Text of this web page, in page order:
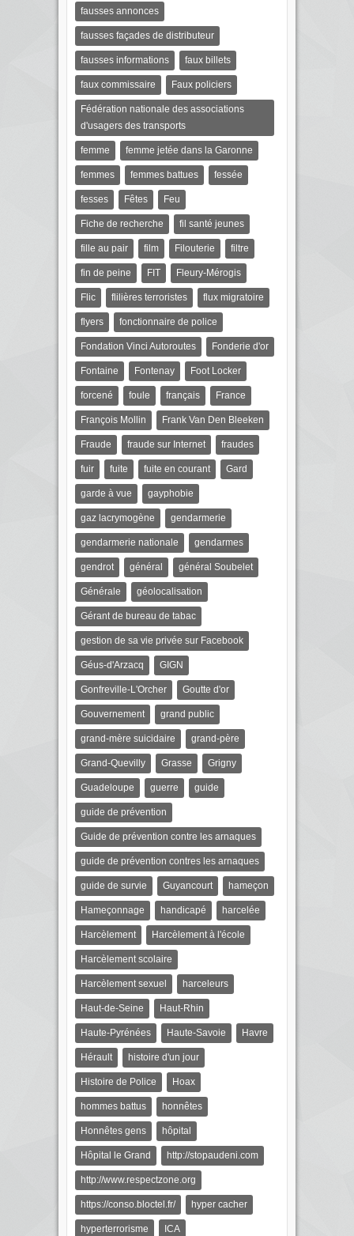
fausses annonces
fausses façades de distributeur
fausses informations faux billets
faux commissaire Faux policiers
Fédération nationale des associations
d'usagers des transports
femme femme jetée dans la Garonne
femmes femmes battues fessée
fesses Fêtes Feu
Fiche de recherche fil santé jeunes
fille au pair film Filouterie filtre
fin de peine FIT Fleury-Mérogis
Flic flilières terroristes flux migratoire
flyers fonctionnaire de police
Fondation Vinci Autoroutes Fonderie d'or
Fontaine Fontenay Foot Locker
forcené foule français France
François Mollin Frank Van Den Bleeken
Fraude fraude sur Internet fraudes
fuir fuite fuite en courant Gard
garde à vue gayphobie
gaz lacrymogène gendarmerie
gendarmerie nationale gendarmes
gendrot général général Soubelet
Générale géolocalisation
Gérant de bureau de tabac
gestion de sa vie privée sur Facebook
Géus-d'Arzacq GIGN
Gonfreville-L'Orcher Goutte d'or
Gouvernement grand public
grand-mère suicidaire grand-père
Grand-Quevilly Grasse Grigny
Guadeloupe guerre guide
guide de prévention
Guide de prévention contre les arnaques
guide de prévention contres les arnaques
guide de survie Guyancourt hameçon
Hameçonnage handicapé harcelée
Harcèlement Harcèlement à l'école
Harcèlement scolaire
Harcèlement sexuel harceleurs
Haut-de-Seine Haut-Rhin
Haute-Pyrénées Haute-Savoie Havre
Hérault histoire d'un jour
Histoire de Police Hoax
hommes battus honnêtes
Honnêtes gens hôpital
Hôpital le Grand http://stopaudeni.com
http://www.respectzone.org
https://conso.bloctel.fr/ hyper cacher
hyperterrorisme ICA